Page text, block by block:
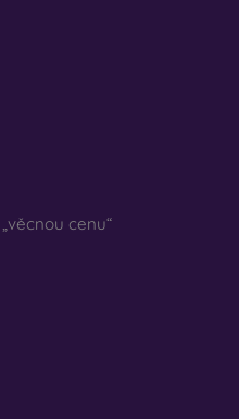
cenu“